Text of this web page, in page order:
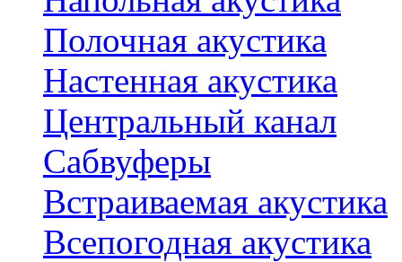
Полочная акустика
Настенная акустика
Центральный канал
Сабвуферы
Встраиваемая акустика
Всепогодная акустика